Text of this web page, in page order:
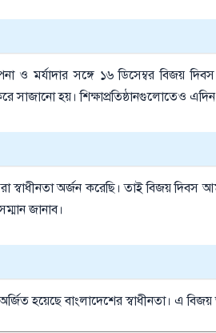
ও মর্যাদার সঙ্গে ১৬ ডিসেম্বর বিজয়
সাজানো হয়। শিক্ষাপ্রতিষ্ঠানগুলোতেও
স্বাধীনতা অর্জন করেছি। তাই বিজয়
জানাব।
অর্জিত হয়েছে বাংলাদেশের স্বাধীনতা। এ